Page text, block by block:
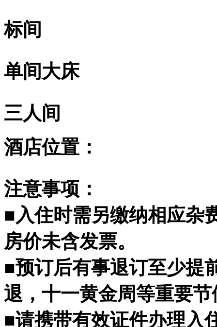
标间
单间大床
三人间
酒店位置：
注意事项：
■入住时需另缴纳相应杂
房价未含发票。
■预订后有事退订至少提
退，十一黄金周等重要
■请携带有效证件办理入